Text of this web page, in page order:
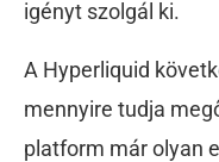
igényt szolgál ki.
A Hyperliquid
mennyire tudja
platform már olyan